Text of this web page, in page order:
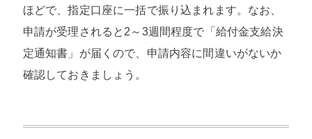
ほどで、指定口座に一括で振り込まれます。なお、
申請が受理されると2～3週間程度で「給付金支給決
定通知書」が届くので、申請内容に間違いがないか
確認しておきましょう。